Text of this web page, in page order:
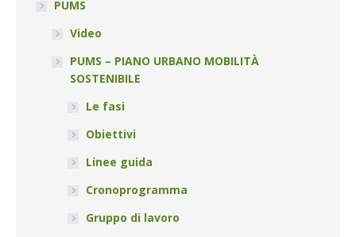
PUMS
Video
PUMS – PIANO URBANO MOBILITÀ
SOSTENIBILE
Le fasi
Obiettivi
Linee guida
Cronoprogramma
Gruppo di lavoro